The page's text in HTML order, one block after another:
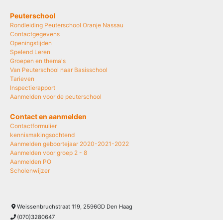
Peuterschool
Rondleiding Peuterschool Oranje Nassau
Contactgegevens
Openingstijden
Spelend Leren
Groepen en thema's
Van Peuterschool naar Basisschool
Tarieven
Inspectierapport
Aanmelden voor de peuterschool
Contact en aanmelden
Contactformulier
kennismakingsochtend
Aanmelden geboortejaar 2020-2021-2022
Aanmelden voor groep 2 - 8
Aanmelden PO
Scholenwijzer
Weissenbruchstraat 119, 2596GD Den Haag
(070)3280647